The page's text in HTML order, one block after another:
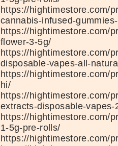
https://hightimestore.com/
cannabis-infused-
https://hightimestore.com/
flower-3-5g/
https://hightimestore.com/
disposable-vapes-all-
https://hightimestore.com/
hi/
https://hightimestore.com/
extracts-disposable-vapes-
https://hightimestore.com/
1-5g-pre-rolls/
https://hightimestore.com/